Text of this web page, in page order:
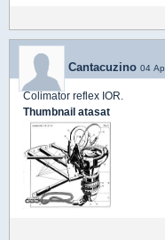
Cantacuzino 04
Colimator reflex IOR.
Thumbnail atasat